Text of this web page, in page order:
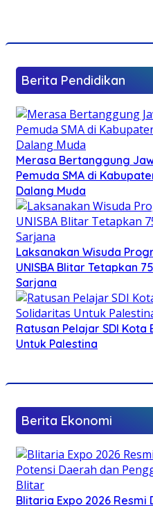
Berita Pendidikan
Merasa Bertanggung
Pemuda SMA di
Dalang Muda
Laksanakan Wisuda
UNISBA Blitar Tetapkan
Sarjana
Ratusan Pelajar SDI
Untuk Palestina
Berita Ekonomi
Blitaria Expo 2026 Resmi